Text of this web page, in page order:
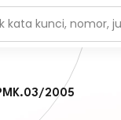
2005